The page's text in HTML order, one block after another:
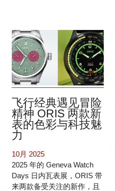
飞行经典遇见冒险
精神 ORIS 两款新
表的色彩与科技魅
力
10月 2025
2025 年的 Geneva Watch
Days 日内瓦表展，ORIS 带
来两款备受关注的新作，且